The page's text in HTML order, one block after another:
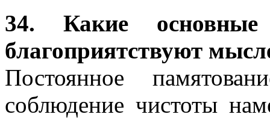
34. Какие
благоприятствуют
Постоянное
соблюдение чистоты